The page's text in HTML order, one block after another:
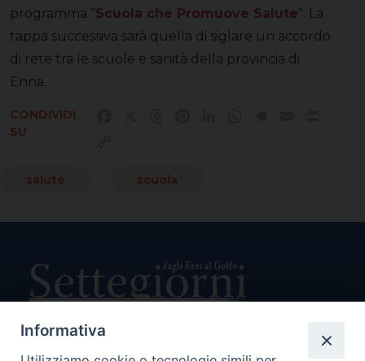
programma “Scuola che Promuove Salute”. La
tappa successiva sarà quella di siglare un accordo
di rete tra le scuole e sanità della provincia di
Enna.
CONDIVIDI
SU
salute scuola
Informativa